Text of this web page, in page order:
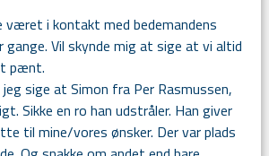
i kontakt med bedemandens
Vil skynde mig at sige at vi altid
pænt.
sige at Simon fra Per Rasmussen,
Sikke en ro han udstråler. Han giver
til mine/vores ønsker. Der var plads